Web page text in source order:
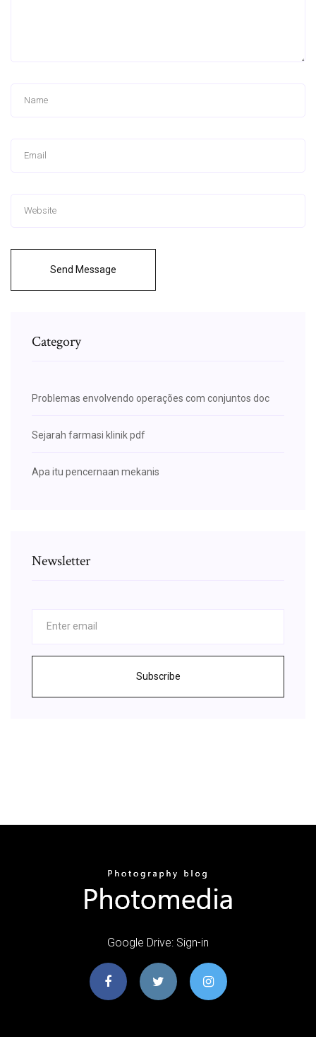
Send Message
Category
Problemas envolvendo operações com conjuntos doc
Sejarah farmasi klinik pdf
Apa itu pencernaan mekanis
Newsletter
Subscribe
Google Drive: Sign-in